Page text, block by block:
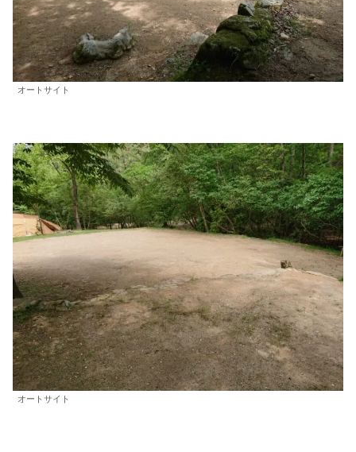
オートサイト
オートサイト